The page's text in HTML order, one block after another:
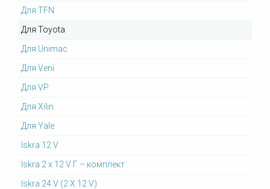
Для TFN
Для Toyota
Для Unimac
Для Veni
Для VP
Для Xilin
Для Yale
Iskra 12 V
Iskra 2 x 12 V Г – комплект
Iskra 24 V (2 X 12 V)